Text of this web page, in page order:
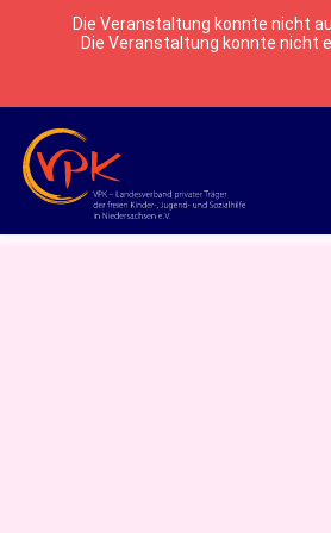
Die Veranstaltung konnte nicht
Die Veranstaltung konnte nicht